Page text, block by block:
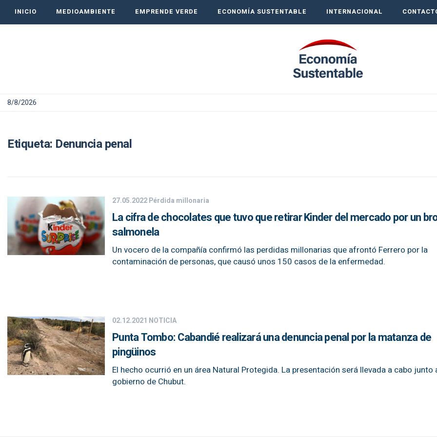
INICIO MEDIOAMBIENTE EMPRENDE VERDE ECONOMÍA SUSTENTABLE INTERNACIONAL
8/8/2026
Etiqueta: Denuncia penal
27.05.2022Pérdida millonaria
La cifra de chocolates que tuvo que retirar Kinder del mercado por un
salmonela
Un vocero de la compañía confirmó las perdidas millonarias que afrontó Ferrero por la
contaminación de personas, que causó unos 150 casos de la enfermedad.
02.12.2021 NOTICIA
Punta Tombo: Cabandié realizará una denuncia penal por la matanza de
pingüinos
El hecho ocurrió en un área Natural Protegida. La presentación será llevada a cabo junto
gobierno de Chubut.